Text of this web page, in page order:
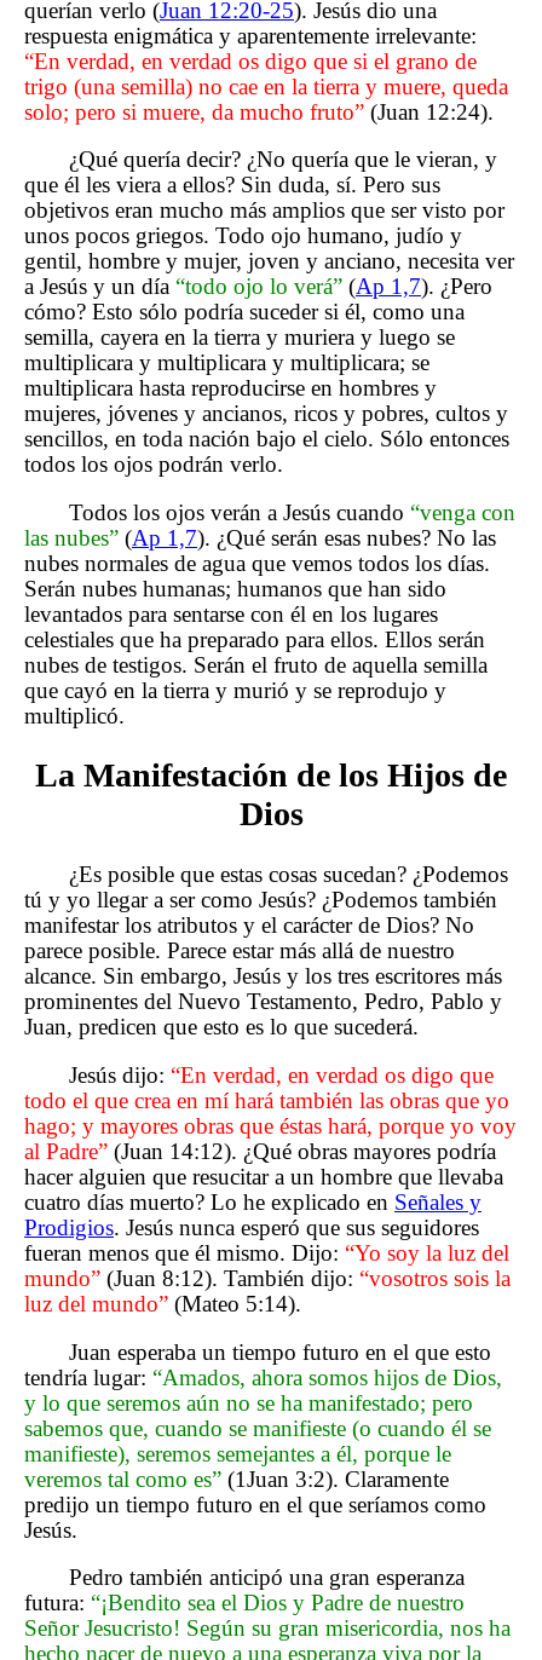
querían verlo (Juan 12:20-25). Jesús dio una
respuesta enigmática y aparentemente irrelevante:
“En verdad, en verdad os digo que si el grano de
trigo (una semilla) no cae en la tierra y muere, queda
solo; pero si muere, da mucho fruto” (Juan 12:24).
¿Qué quería decir? ¿No quería que le vieran, y
que él les viera a ellos? Sin duda, sí. Pero sus
objetivos eran mucho más amplios que ser visto por
unos pocos griegos. Todo ojo humano, judío y
gentil, hombre y mujer, joven y anciano, necesita ver
a Jesús y un día “todo ojo lo verá” (Ap 1,7). ¿Pero
cómo? Esto sólo podría suceder si él, como una
semilla, cayera en la tierra y muriera y luego se
multiplicara y multiplicara y multiplicara; se
multiplicara hasta reproducirse en hombres y
mujeres, jóvenes y ancianos, ricos y pobres, cultos y
sencillos, en toda nación bajo el cielo. Sólo entonces
todos los ojos podrán verlo.
Todos los ojos verán a Jesús cuando “venga con
las nubes” (Ap 1,7). ¿Qué serán esas nubes? No las
nubes normales de agua que vemos todos los días.
Serán nubes humanas; humanos que han sido
levantados para sentarse con él en los lugares
celestiales que ha preparado para ellos. Ellos serán
nubes de testigos. Serán el fruto de aquella semilla
que cayó en la tierra y murió y se reprodujo y
multiplicó.
La Manifestación de los Hijos de
Dios
¿Es posible que estas cosas sucedan? ¿Podemos
tú y yo llegar a ser como Jesús? ¿Podemos también
manifestar los atributos y el carácter de Dios? No
parece posible. Parece estar más allá de nuestro
alcance. Sin embargo, Jesús y los tres escritores más
prominentes del Nuevo Testamento, Pedro, Pablo y
Juan, predicen que esto es lo que sucederá.
Jesús dijo: “En verdad, en verdad os digo que
todo el que crea en mí hará también las obras que yo
hago; y mayores obras que éstas hará, porque yo voy
al Padre” (Juan 14:12). ¿Qué obras mayores podría
hacer alguien que resucitar a un hombre que llevaba
cuatro días muerto? Lo he explicado en Señales y
Prodigios. Jesús nunca esperó que sus seguidores
fueran menos que él mismo. Dijo: “Yo soy la luz del
mundo” (Juan 8:12). También dijo: “vosotros sois la
luz del mundo” (Mateo 5:14).
Juan esperaba un tiempo futuro en el que esto
tendría lugar: “Amados, ahora somos hijos de Dios,
y lo que seremos aún no se ha manifestado; pero
sabemos que, cuando se manifieste (o cuando él se
manifieste), seremos semejantes a él, porque le
veremos tal como es” (1Juan 3:2). Claramente
predijo un tiempo futuro en el que seríamos como
Jesús.
Pedro también anticipó una gran esperanza
futura: “¡Bendito sea el Dios y Padre de nuestro
Señor Jesucristo! Según su gran misericordia, nos ha
hecho nacer de nuevo a una esperanza viva por la